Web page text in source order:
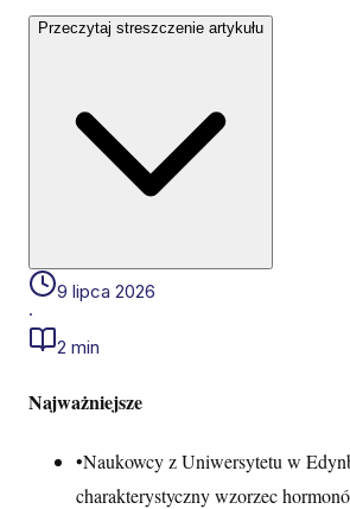
Przeczytaj streszczenie artykułu
9 lipca 2026
·
2 min
Najważniejsze
•Naukowcy z Uniwersytetu w
charakterystyczny wzorzec